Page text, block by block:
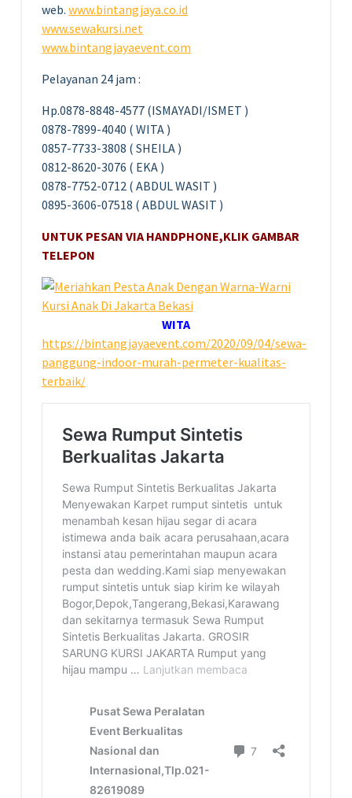
web. www.bintangjaya.co.id
www.sewakursi.net
www.bintangjayaevent.com
Pelayanan 24 jam :
Hp.0878-8848-4577 (ISMAYADI/ISMET )
0878-7899-4040 ( WITA )
0857-7733-3808 ( SHEILA )
0812-8620-3076 ( EKA )
0878-7752-0712 ( ABDUL WASIT )
0895-3606-07518 ( ABDUL WASIT )
UNTUK PESAN VIA HANDPHONE,KLIK GAMBAR
TELEPON
WITA
https://bintangjayaevent.com/2020/09/04/sewa-
panggung-indoor-murah-permeter-kualitas-
terbaik/